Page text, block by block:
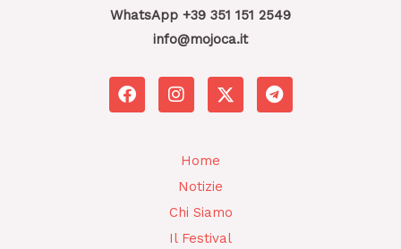
WhatsApp +39 351 151 2549
info@mojoca.it
F
a
I
n
a
r
a
m
T
e
Home
Notizie
Chi Siamo
Il Festival